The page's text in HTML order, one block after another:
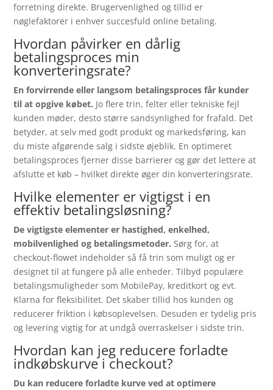
forretning direkte. Brugervenlighed og tillid er
nøglefaktorer i enhver succesfuld online betaling.
Hvordan påvirker en dårlig
betalingsproces min
konverteringsrate?
En forvirrende eller langsom betalingsproces får kunder
til at opgive købet. Jo flere trin, felter eller tekniske fejl
kunden møder, desto større sandsynlighed for frafald. Det
betyder, at selv med godt produkt og markedsføring, kan
du miste afgørende salg i sidste øjeblik. En optimeret
betalingsproces fjerner disse barrierer og gør det lettere at
afslutte et køb – hvilket direkte øger din konverteringsrate.
Hvilke elementer er vigtigst i en
effektiv betalingsløsning?
De vigtigste elementer er hastighed, enkelhed,
mobilvenlighed og betalingsmetoder. Sørg for, at
checkout-flowet indeholder så få trin som muligt og er
designet til at fungere på alle enheder. Tilbyd populære
betalingsmuligheder som MobilePay, kreditkort og evt.
Klarna for fleksibilitet. Det skaber tillid hos kunden og
reducerer friktion i købsoplevelsen. Desuden er tydelig pris
og levering vigtig for at undgå overraskelser i sidste trin.
Hvordan kan jeg reducere forladte
indkøbskurve i checkout?
Du kan reducere forladte kurve ved at optimere